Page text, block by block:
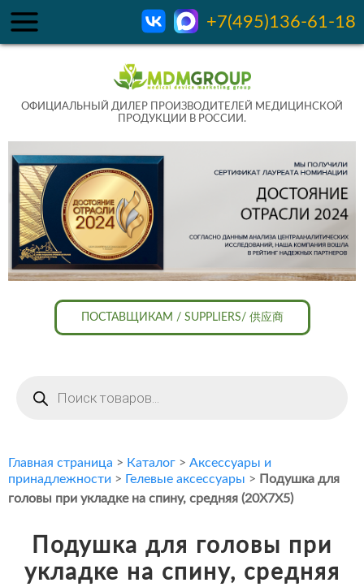
+7(495)136-61-18
ОФИЦИАЛЬНЫЙ ДИЛЕР ПРОИЗВОДИТЕЛЕЙ МЕДИЦИНСКОЙ
ПРОДУКЦИИ В РОССИИ.
ПОСТАВЩИКАМ / SUPPLIERS/ 供应商
товаров
Главная страница > Каталог > Аксессуары и
принадлежности > Гелевые аксессуары > Подушка для
головы при укладке на спину, средняя (20X7X5)
Подушка для головы при
укладке на спину, средняя